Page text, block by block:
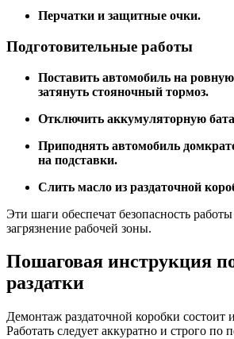
Перчатки и защитные очки.
Подготовительные работы
Поставить автомобиль на
затянуть стояночный тормоз.
Отключить аккумуляторную
Приподнять автомобиль
на подставки.
Слить масло из раздаточной
Эти шаги обеспечат безопасность
загрязнение рабочей зоны.
Пошаговая инструкция
раздатки
Демонтаж раздаточной коробки состоит
Работать следует аккуратно и строго по